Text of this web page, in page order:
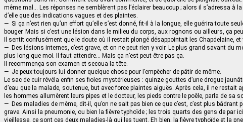
même mal… Les réponses ne semblèrent pas l’éclairer beaucoup ; alors il s’adressa à
d’elle que des indications vagues et des plaintes.
— Si ça n’est rien qu’un effort qu’elle s’est donné, fit-il à la longue, elle guérira toute
bouger. Mais si c’est une lésion dans le milieu du corps, aux rognons ou ailleurs, ça
Il sentit confusément que le doute où il restait plongé désappointait les Chapdelaine,
— Des lésions internes, c’est grave, et on ne peut rien y voir. Le plus grand savant du
plus long que moi. Il faut attendre… Mais ça n’est peut-être pas ça.
Il recommença son examen et secoua la tête.
— Je peux toujours lui donner quelque chose pour l’empêcher de pâtir de même.
Le sac de cuir révéla enfin ses fioles mystérieuses : quinze gouttes d’une drogue
d’eau que la malade, soutenue, but avec force plaintes aiguës. Après cela, il ne restait
les hommes allumèrent leurs pipes et le docteur, les pieds contre le poêle, parla de sa
— Des maladies de même, dit-il, qu’on ne sait pas bien ce que c’est, c’est plus bâdrant
grave. Ainsi la pneumonie, ou bien la fièvre typhoïde ; les trois quarts des gens de par
vieillesse, ce sont ces deux maladies-là qui les tuent. Eh bien, la fièvre typhoïde et la